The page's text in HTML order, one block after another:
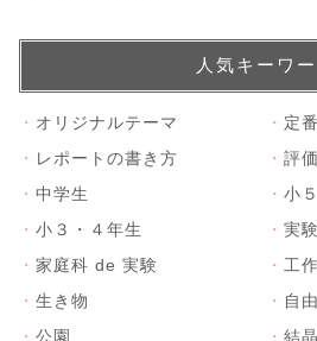
人気キーワ
・ オリジナルテーマ ・ 定
・ レポートの書き方 ・ 評
・ 中学生 ・ 小
・ 小３・４年生 ・ 実験
・ 家庭科 de 実験 ・ 工作
・ 生き物 ・ 自
・ 公園 ・ 結晶